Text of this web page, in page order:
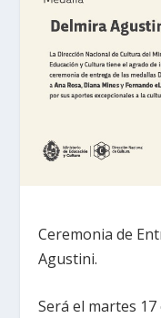
Ceremonia de
Agustini.
Será el martes